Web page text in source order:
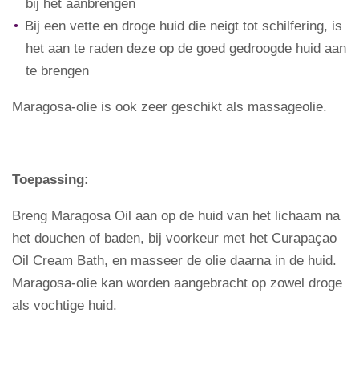
Bij een vette en droge huid die neigt tot schilfering, is
het aan te raden deze op de goed gedroogde huid aan
te brengen
Maragosa-olie is ook zeer geschikt als massageolie.
Toepassing:
Breng Maragosa Oil aan op de huid van het lichaam na
het douchen of baden, bij voorkeur met het Curapaçao
Oil Cream Bath, en masseer de olie daarna in de huid.
Maragosa-olie kan worden aangebracht op zowel droge
als vochtige huid.